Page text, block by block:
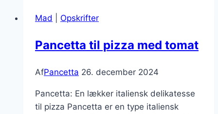
flødesauce
pasta
Mad Opskrifter
Pancetta til pizza med tomat
AfPancetta 26. december 2024
Pancetta: En lækker italiensk delikatesse
til pizza Pancetta er en type italiensk